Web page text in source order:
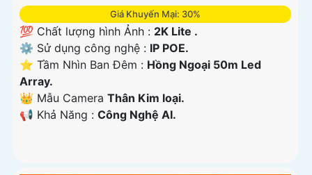
Giá Khuyến Mại: 30%
💯 Chất lượng hình Ảnh : 2K Lite .
⚙ Sử dụng công nghệ : IP POE.
⭐ Tầm Nhìn Ban Đêm : Hồng Ngoại 50m Led
Array.
👑 Mẫu Camera Thân Kim loại.
️📢 Khả Năng : Công Nghệ AI.